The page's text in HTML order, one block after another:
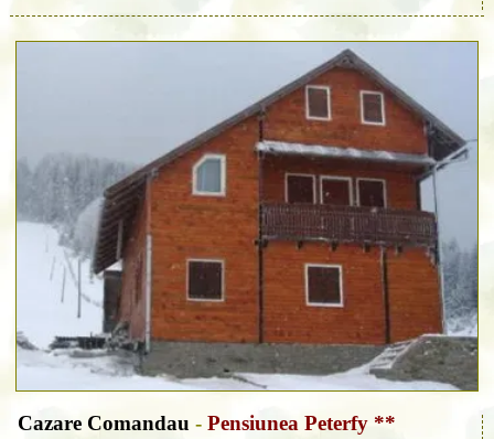
Cazare Comandau - Pensiunea Peterfy **